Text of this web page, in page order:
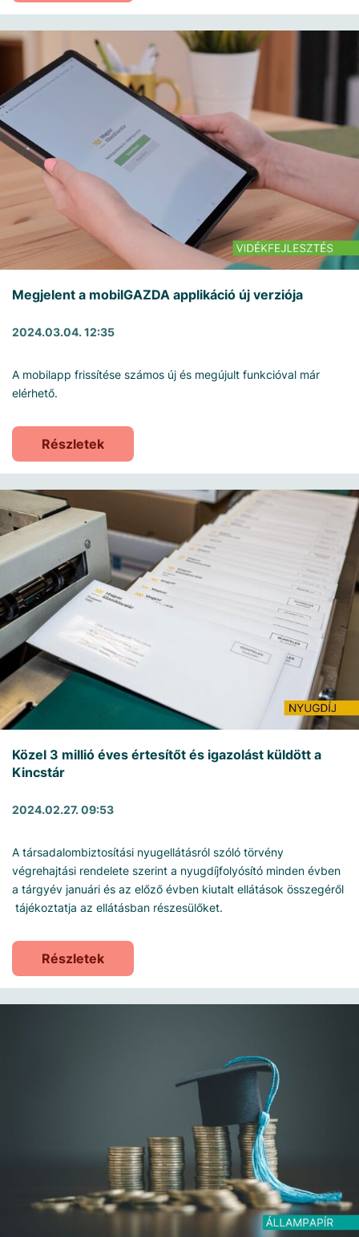
Megjelent a mobilGAZDA applikáció új verziója
2024.03.04. 12:35
A mobilapp frissítése számos új és megújult funkcióval már
elérhető.
Részletek
Közel 3 millió éves értesítőt és igazolást küldött a
Kincstár
2024.02.27. 09:53
A társadalombiztosítási nyugellátásról szóló törvény
végrehajtási rendelete szerint a nyugdíjfolyósító minden évben
a tárgyév januári és az előző évben kiutalt ellátások összegéről
tájékoztatja az ellátásban részesülőket.
Részletek